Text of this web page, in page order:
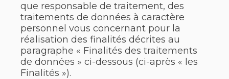
que responsable de traitement, des
traitements de données à caractère
personnel vous concernant pour la
réalisation des finalités décrites au
paragraphe « Finalités des traitements
de données » ci-dessous (ci-après « les
Finalités »).